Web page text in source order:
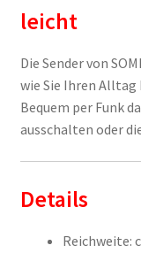
leicht
Die Sender von
wie Sie Ihren
Bequem per Funk
ausschalten oder
Details
Reichweite: